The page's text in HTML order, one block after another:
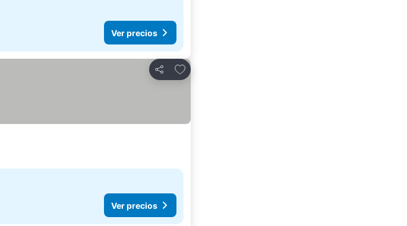
Ver precios
Compartir
Agregar a favoritos
Ver precios